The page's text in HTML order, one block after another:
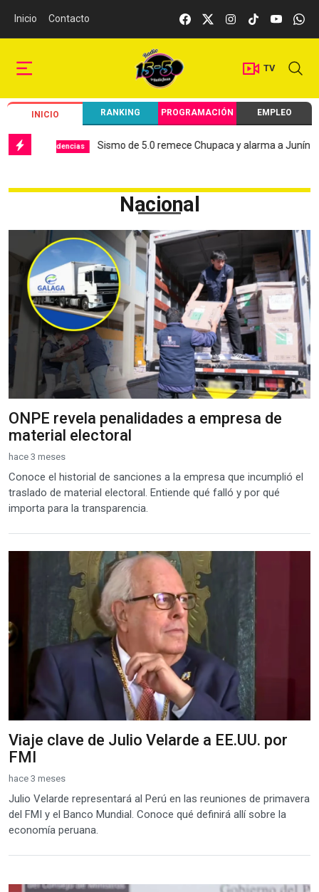
Inicio Contacto
TV
INICIO RANKING PROGRAMACIÓN EMPLEO
Sismo de 5.0 remece Chupaca y alarma a Junín Local
Nacional
ONPE revela penalidades a empresa de
material electoral
hace 3 meses
Conoce el historial de sanciones a la empresa que incumplió el
traslado de material electoral. Entiende qué falló y por qué
importa para la transparencia.
Viaje clave de Julio Velarde a EE.UU. por
FMI
hace 3 meses
Julio Velarde representará al Perú en las reuniones de primavera
del FMI y el Banco Mundial. Conoce qué definirá allí sobre la
economía peruana.